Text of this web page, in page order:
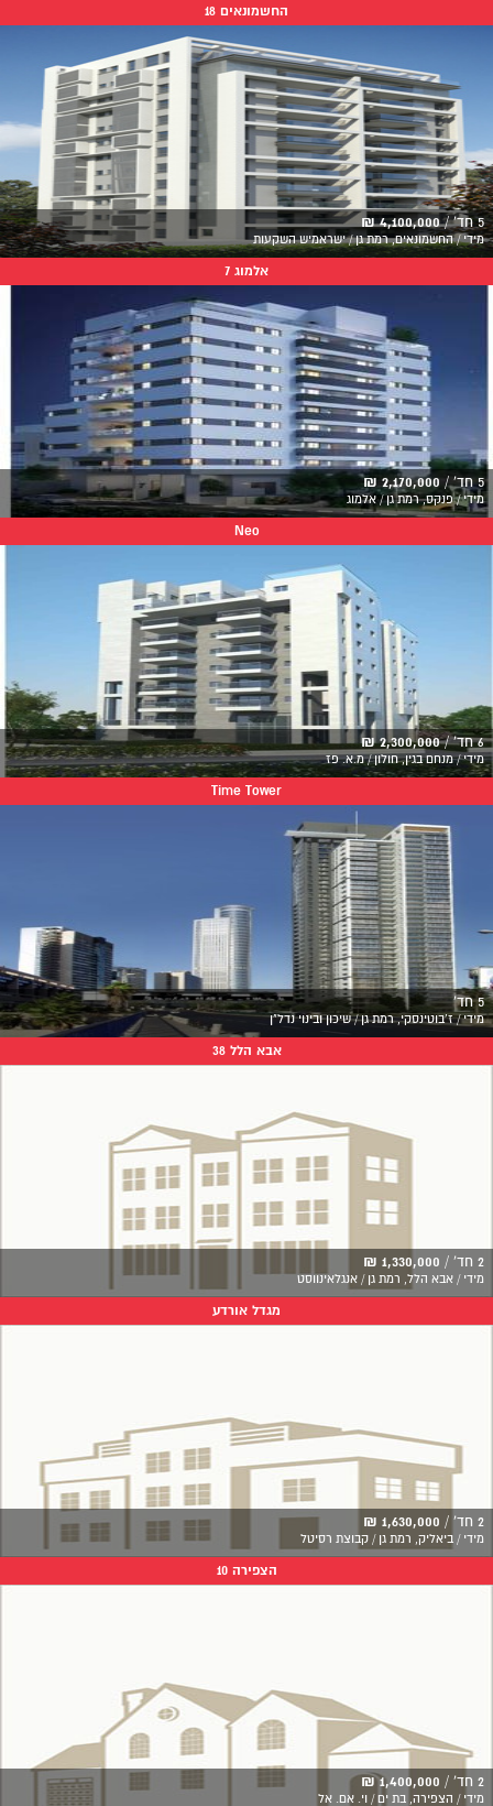
החשמונאים 18
5 חד' / 4,100,000 ₪
מידי / החשמונאים, רמת גן / ישראמיש השקעות
אלמוג 7
5 חד' / 2,170,000 ₪
מידי / פנקס, רמת גן / אלמוג
Neo
6 חד' / 2,300,000 ₪
מידי / מנחם בגין, חולון / מ.א. פז
Time Tower
5 חד'
מידי / ז'בוטינסקי, רמת גן / שיכון ובינוי נדל"ן
אבא הלל 38
2 חד' / 1,330,000 ₪
מידי / אבא הלל, רמת גן / אנגלאינווסט
מגדל אורדע
2 חד' / 1,630,000 ₪
מידי / ביאליק, רמת גן / קבוצת רסיטל
הצפירה 10
2 חד' / 1,400,000 ₪
מידי / הצפירה, בת ים / וי. אם. אל